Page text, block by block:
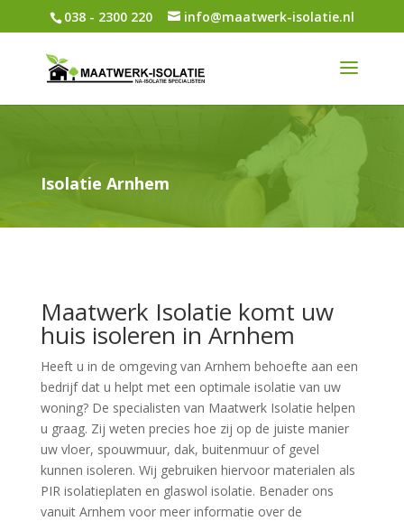
038 - 2300 220 info@maatwerk-isolatie.nl
Isolatie Arnhem
Maatwerk Isolatie komt uw
huis isoleren in Arnhem
Heeft u in de omgeving van Arnhem behoefte aan een
bedrijf dat u helpt met een optimale isolatie van uw
woning? De specialisten van Maatwerk Isolatie helpen
u graag. Zij weten precies hoe zij op de juiste manier
uw vloer, spouwmuur, dak, buitenmuur of gevel
kunnen isoleren. Wij gebruiken hiervoor materialen als
PIR isolatieplaten en glaswol isolatie. Benader ons
vanuit Arnhem voor meer informatie over de